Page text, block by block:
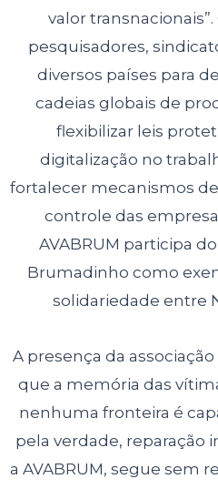
valor
pesquisadores,
diversos países para
cadeias globais de
flexibilizar leis
digitalização no
fortalecer mecanismos
controle das
AVABRUM participa
Brumadinho como
solidariedade entre
A presença da
que a memória das
nenhuma fronteira é
pela verdade, reparação
a AVABRUM, segue sem